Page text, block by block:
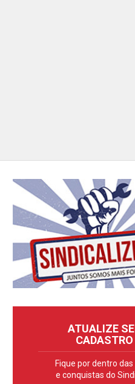
ATUALIZE
CADASTRO
Fique por dentro das
e conquistas do